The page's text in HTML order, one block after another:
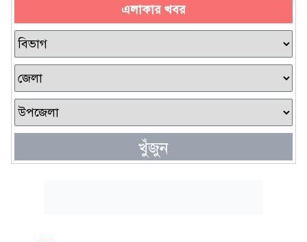
এলাকার খবর
খুঁজুন